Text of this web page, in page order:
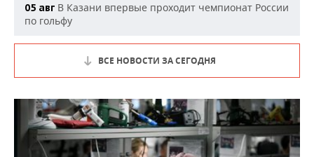
05 авг В Казани впервые проходит чемпионат России
по гольфу
ВСЕ НОВОСТИ ЗА СЕГОДНЯ